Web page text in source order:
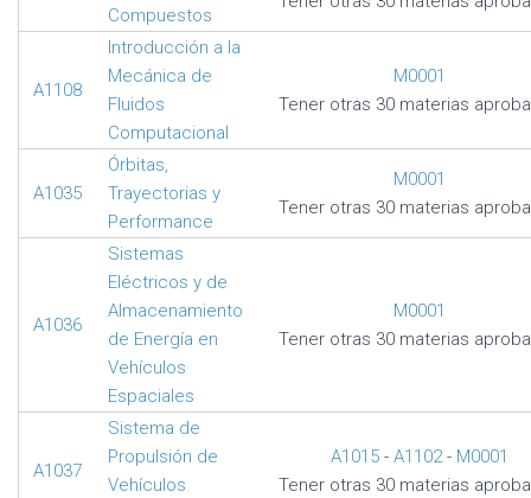
Compuestos
A1108
Introducción a la
Mecánica de
Fluidos
Computacional
M0001
Tener otras 30 materias
A1035
Órbitas,
Trayectorias y
Performance
M0001
Tener otras 30 materias
A1036
Sistemas
Eléctricos y de
Almacenamiento
de Energía en
Vehículos
Espaciales
M0001
Tener otras 30 materias
A1037
Sistema de
Propulsión de
Vehículos
A1015- A1102- M0001
Tener otras 30 materias